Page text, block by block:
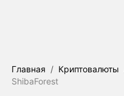
Главная / Криптовалюты
ShibaForest